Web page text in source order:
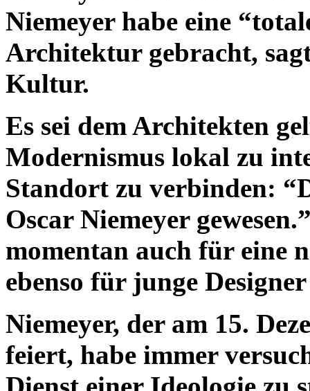
Niemeyer habe eine
Architektur gebracht,
Kultur.
Es sei dem Architekten
Modernismus lokal zu
Standort zu verbinden:
Oscar Niemeyer
momentan auch für eine
ebenso für junge
Niemeyer, der am 15.
feiert, habe immer